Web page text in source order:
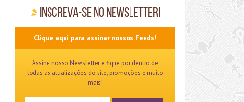
Inscreva-se no Newsletter!
Clique aqui para assinar nossos Feeds!
Assine nosso Newsletter e fique por dentro de
todas as atualizações do site, promoções e muito
mais!